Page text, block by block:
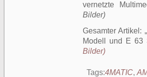
vernetzte
Bilder)
Gesamter Artikel:
Modell und E 63
Bilder)
Tags:4MATIC,